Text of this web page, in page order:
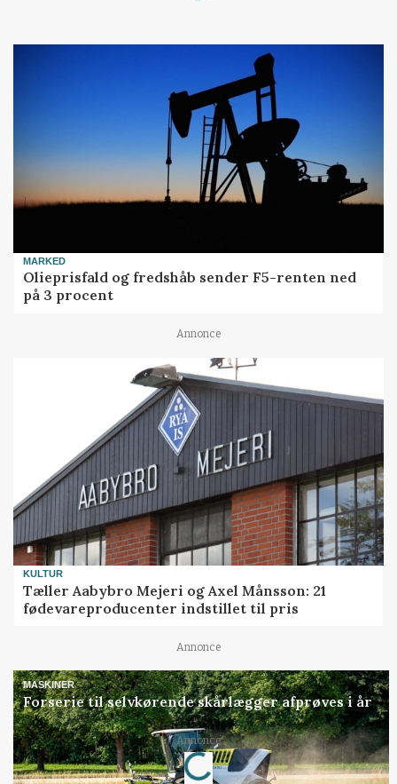
MARKED
Olieprisfald og fredshåb sender F5-renten ned
på 3 procent
Annonce
KULTUR
Tæller Aabybro Mejeri og Axel Månsson: 21
fødevareproducenter indstillet til pris
Annonce
MASKINER
Forserie til selvkørende skårlægger afprøves i år
Annonce
Loading...